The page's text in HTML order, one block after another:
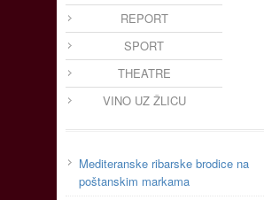
REPORT
SPORT
THEATRE
VINO UZ ŽLICU
Mediteranske ribarske brodice na
poštanskim markama